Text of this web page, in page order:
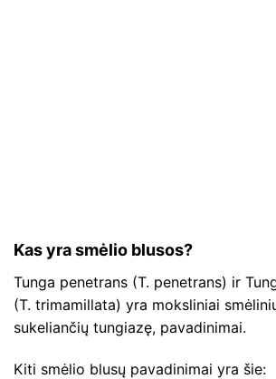
Kas yra smėlio blusos?
Tunga penetrans (T. penetrans) ir
(T. trimamillata) yra moksliniai
sukeliančių tungiazę, pavadinimai.
Kiti smėlio blusų pavadinimai yra šie: